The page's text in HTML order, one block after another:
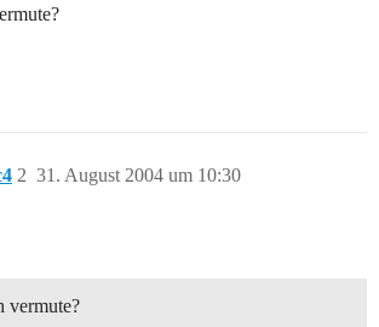
31. August 2004 um 10:30
2
vermute?